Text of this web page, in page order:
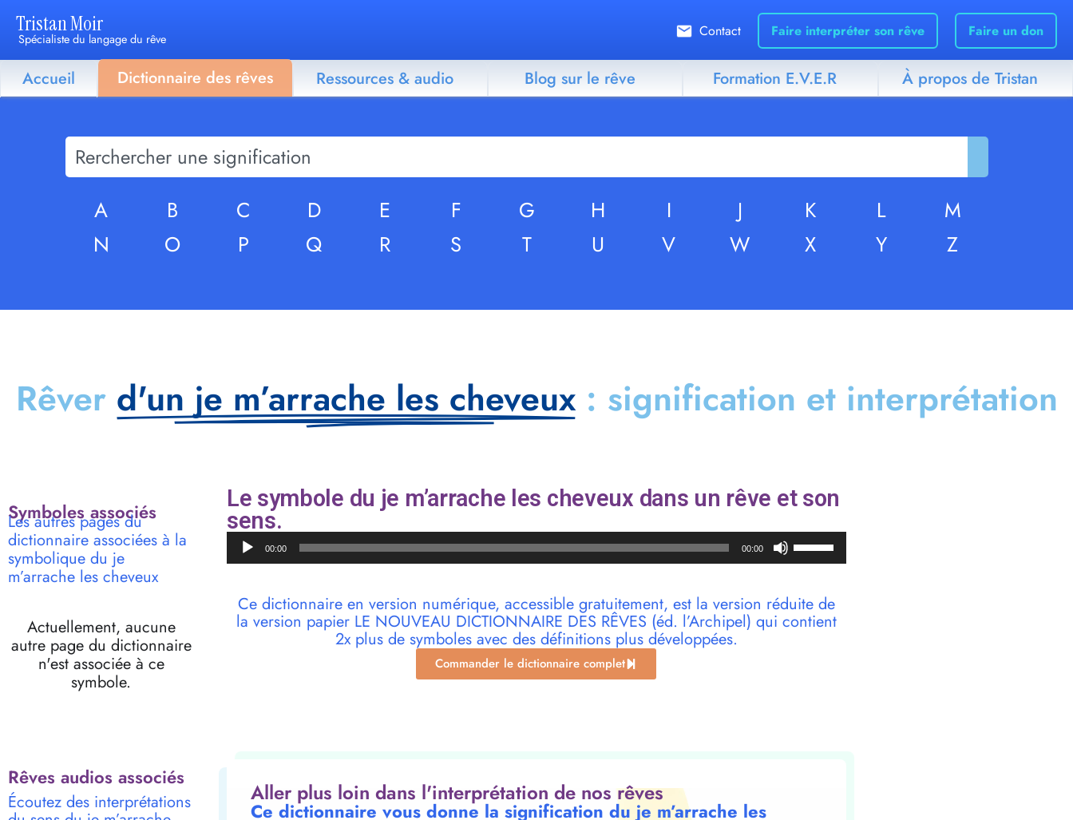
Tristan Moir
Spécialiste du langage du rêve Contact Faire interpréter son rêve Faire un don
Accueil Dictionnaire des rêves Ressources & audio Blog sur le rêve Formation E.V.E.R À propos de Tristan
A B C D E F G H I J K L
M
N
O P Q R S T U V W X Y Z
Rêver d'un je m’arrache les cheveux : signification et interprétation
Symboles associés
Les autres pages du
dictionnaire associées à la
symbolique du je
m’arrache les cheveux
Actuellement, aucune
autre page du dictionnaire
n'est associée à ce
symbole.
Rêves audios associés
Écoutez des interprétations
Le symbole du je m’arrache les cheveux dans un rêve et son
sens.
Lecteur
audio00:00 00:00
haut/bas
pour
augmenter
Ce dictionnaire en version numérique, accessible gratuitement, est la version réduite de
la version papier LE NOUVEAU DICTIONNAIRE DES RÊVES (éd. l’Archipel) qui contient
2x plus de symboles avec des définitions plus développées.
Commander le dictionnaire complet
Aller plus loin dans l'interprétation de nos rêves
Ce dictionnaire vous donne la signification du je m’arrache les